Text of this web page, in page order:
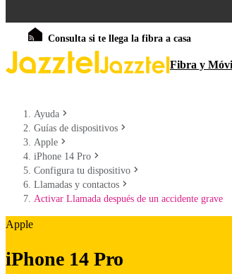
Consulta si te llega la fibra a casa
Fibra y
Ayuda
Guías de dispositivos
Apple
iPhone 14 Pro
Configura tu dispositivo
Llamadas y contactos
Activar Llamada después de un accidente grave
Apple
iPhone 14 Pro